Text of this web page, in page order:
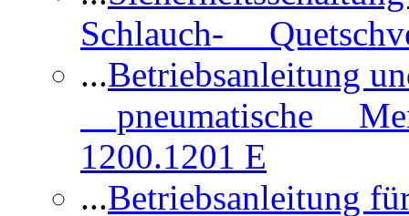
Schlauch-
...Betriebsanleitung
pneumatische
1200.1201 E
...Betriebsanleitung